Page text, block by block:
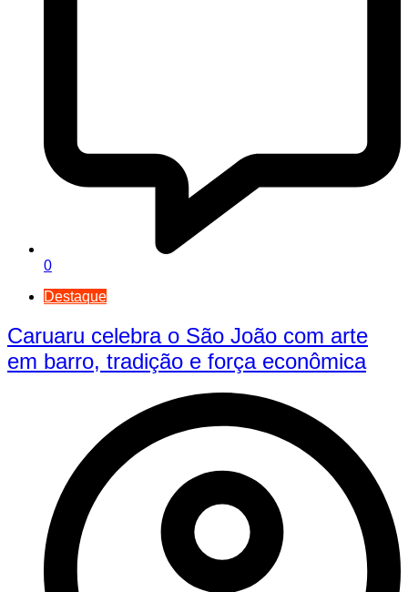
0
Destaque
Caruaru celebra o São João com arte
em barro, tradição e força econômica